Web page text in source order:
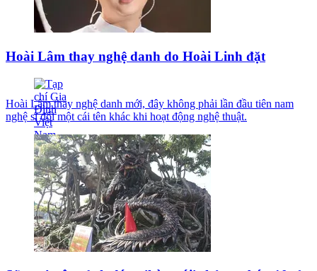
Hoài Lâm thay nghệ danh do Hoài Linh đặt
Hoài Lâm thay nghệ danh mới, đây không phải lần đầu tiên nam
nghệ sĩ đổi một cái tên khác khi hoạt động nghệ thuật.